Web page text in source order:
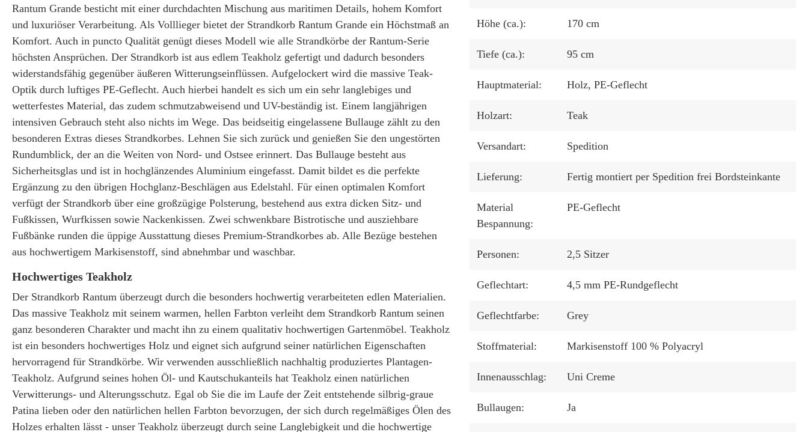
Rantum Grande besticht mit einer durchdachten Mischung aus maritimen Details, hohem Komfort
und luxuriöser Verarbeitung. Als Volllieger bietet der Strandkorb Rantum Grande ein Höchstmaß an
Komfort. Auch in puncto Qualität genügt dieses Modell wie alle Strandkörbe der Rantum-Serie
höchsten Ansprüchen. Der Strandkorb ist aus edlem Teakholz gefertigt und dadurch besonders
widerstandsfähig gegenüber äußeren Witterungseinflüssen. Aufgelockert wird die massive Teak-
Optik durch luftiges PE-Geflecht. Auch hierbei handelt es sich um ein sehr langlebiges und
wetterfestes Material, das zudem schmutzabweisend und UV-beständig ist. Einem langjährigen
intensiven Gebrauch steht also nichts im Wege. Das beidseitig eingelassene Bullauge zählt zu den
besonderen Extras dieses Strandkorbes. Lehnen Sie sich zurück und genießen Sie den ungestörten
Rundumblick, der an die Weiten von Nord- und Ostsee erinnert. Das Bullauge besteht aus
Sicherheitsglas und ist in hochglänzendes Aluminium eingefasst. Damit bildet es die perfekte
Ergänzung zu den übrigen Hochglanz-Beschlägen aus Edelstahl. Für einen optimalen Komfort
verfügt der Strandkorb über eine großzügige Polsterung, bestehend aus extra dicken Sitz- und
Fußkissen, Wurfkissen sowie Nackenkissen. Zwei schwenkbare Bistrotische und ausziehbare
Fußbänke runden die üppige Ausstattung dieses Premium-Strandkorbes ab. Alle Bezüge bestehen
aus hochwertigem Markisenstoff, sind abnehmbar und waschbar.
Hochwertiges Teakholz
Der Strandkorb Rantum überzeugt durch die besonders hochwertig verarbeiteten edlen Materialien.
Das massive Teakholz mit seinem warmen, hellen Farbton verleiht dem Strandkorb Rantum seinen
ganz besonderen Charakter und macht ihn zu einem qualitativ hochwertigen Gartenmöbel. Teakholz
ist ein besonders hochwertiges Holz und eignet sich aufgrund seiner natürlichen Eigenschaften
hervorragend für Strandkörbe. Wir verwenden ausschließlich nachhaltig produziertes Plantagen-
Teakholz. Aufgrund seines hohen Öl- und Kautschukanteils hat Teakholz einen natürlichen
Verwitterungs- und Alterungsschutz. Egal ob Sie die im Laufe der Zeit entstehende silbrig-graue
Patina lieben oder den natürlichen hellen Farbton bevorzugen, der sich durch regelmäßiges Ölen des
Holzes erhalten lässt - unser Teakholz überzeugt durch seine Langlebigkeit und die hochwertige
Höhe (ca.): 170 cm
Tiefe (ca.): 95 cm
Hauptmaterial: Holz, PE-Geflecht
Holzart: Teak
Versandart: Spedition
Lieferung: Fertig montiert per Spedition frei Bordsteinkante
Material
Bespannung:
PE-Geflecht
Personen: 2,5 Sitzer
Geflechtart: 4,5 mm PE-Rundgeflecht
Geflechtfarbe: Grey
Stoffmaterial: Markisenstoff 100 % Polyacryl
Innenausschlag: Uni Creme
Bullaugen: Ja